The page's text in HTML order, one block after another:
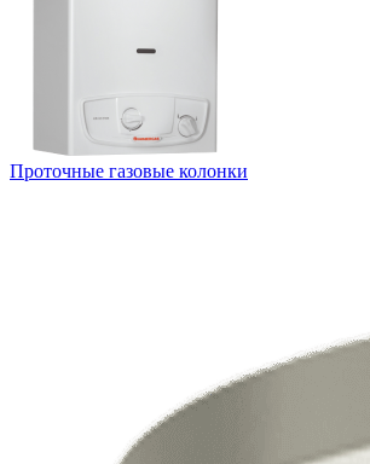
Проточные газовые колонки